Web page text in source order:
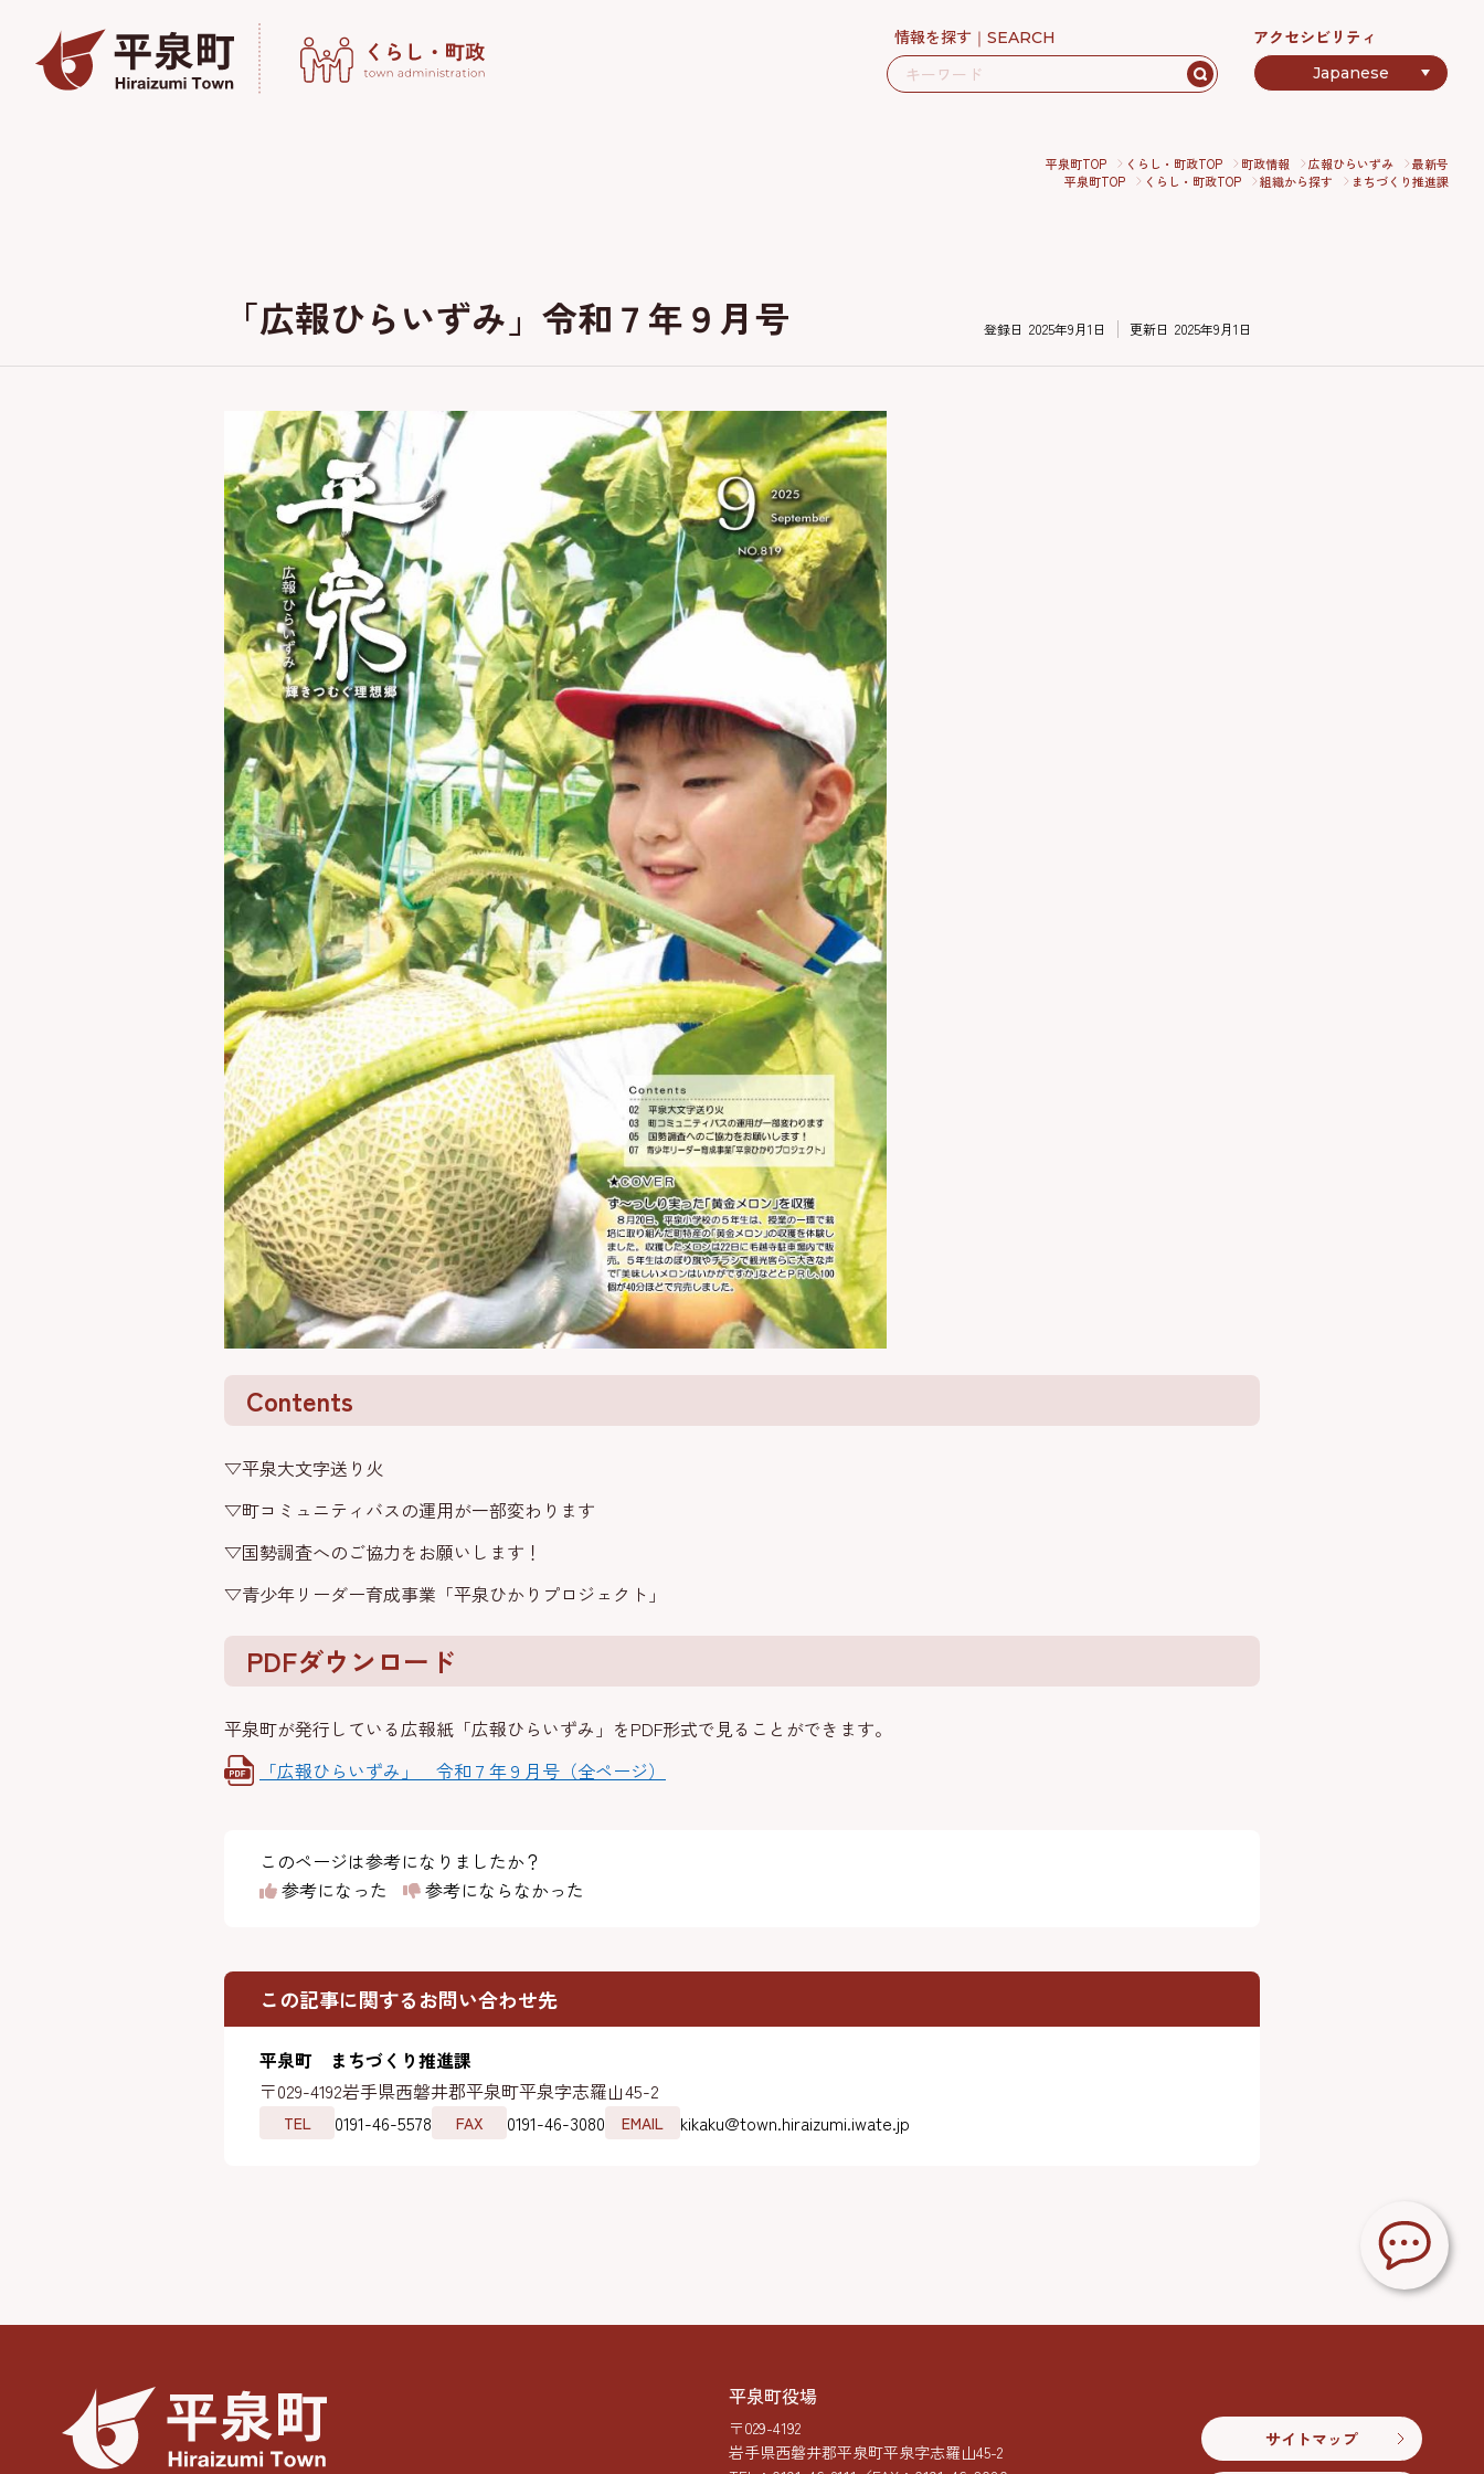
情報を探す SEARCH アクセシビリティ
平泉町TOP くらし・町政TOP 町政情報 広報ひらいずみ
最新号
平泉町TOP
くらし・町政TOP 組織から探す まちづくり推進課
「広報ひらいずみ」令和７年９月号 登録日 2025年9月1日 更新日 2025年9月1日
Contents
▽平泉大文字送り火
▽町コミュニティバスの運用が一部変わります
▽国勢調査へのご協力をお願いします！
▽青少年リーダー育成事業「平泉ひかりプロジェクト」
PDFダウンロード
平泉町が発行している広報紙「広報ひらいずみ」をPDF形式で見ることができます。
「広報ひらいずみ」 令和７年９月号（全ページ）
このページは参考になりましたか？
参考になった
参考にならなかった
この記事に関するお問い合わせ先
平泉町 まちづくり推進課
〒029-4192岩手県西磐井郡平泉町平泉字志羅山45-2
TEL 0191-46-5578 FAX 0191-46-3080 EMAIL kikaku@town.hiraizumi.iwate.jp
平泉町役場
〒029-4192
岩手県西磐井郡平泉町平泉字志羅山45-2
サイトマップ